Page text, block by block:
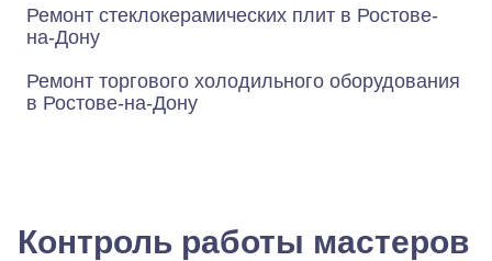
Ремонт стеклокерамических плит в Ростове-
на-Дону
Ремонт торгового холодильного оборудования
в Ростове-на-Дону
Контроль работы мастеров